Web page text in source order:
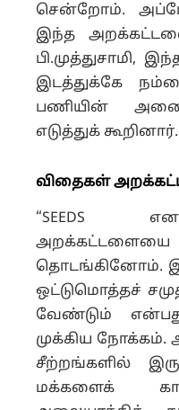
சென்றோம்.
இந்த
பி.முத்துசாமி,
இடத்துக்கே
பணியின்
எடுத்துக் கூறினார்.
விதைகள்
“SEEDS
தொடங்கினோம்.
ஒட்டுமொத்தச்
வேண்டும்
முக்கிய நோக்கம்.
சீற்றங்களில்
மக்களைக்